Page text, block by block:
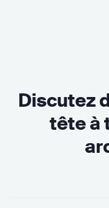
Discutez
tête à